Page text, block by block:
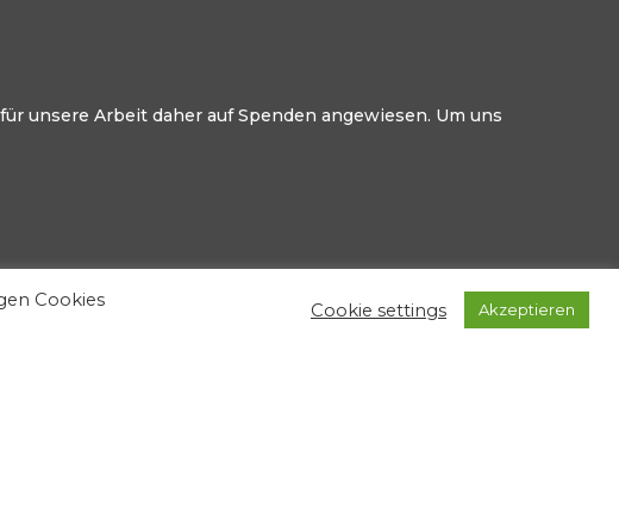
unsere Arbeit daher auf Spenden angewiesen. Um uns
Cookies
Cookie settings Akzeptieren